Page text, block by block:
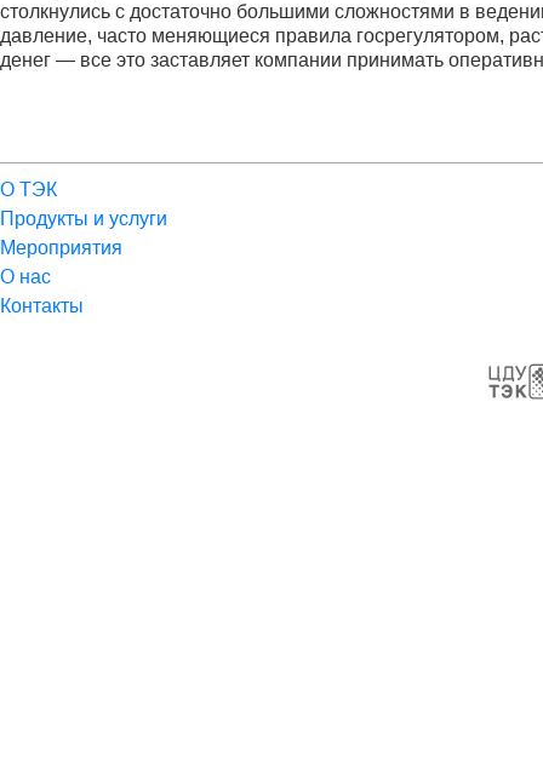
столкнулись с достаточно большими сложностями в
давление, часто меняющиеся правила госрегулятором,
денег — все это заставляет компании принимать
О ТЭК
Продукты и услуги
Мероприятия
О нас
Контакты